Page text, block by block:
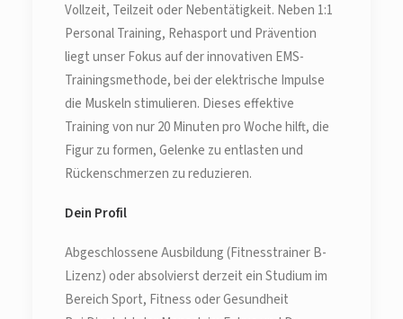
Vollzeit, Teilzeit oder Nebentätigkeit. Neben 1:1
Personal Training, Rehasport und Prävention
liegt unser Fokus auf der innovativen EMS-
Trainingsmethode, bei der elektrische Impulse
die Muskeln stimulieren. Dieses effektive
Training von nur 20 Minuten pro Woche hilft, die
Figur zu formen, Gelenke zu entlasten und
Rückenschmerzen zu reduzieren.
Dein Profil
Abgeschlossene Ausbildung (Fitnesstrainer B-
Lizenz) oder absolvierst derzeit ein Studium im
Bereich Sport, Fitness oder Gesundheit